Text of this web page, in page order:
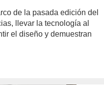
de la pasada edición del
llevar la tecnología al
el diseño y demuestran